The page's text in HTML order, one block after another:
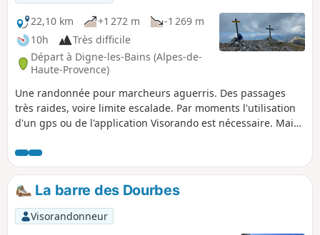
22,10 km
+1 272 m
-1 269 m
10h
Très difficile
Départ à Digne-les-Bains (Alpes-de-
Haute-Provence)
Une randonnée pour marcheurs aguerris. Des passages
très raides, voire limite escalade. Par moments l'utilisation
d'un gps ou de l'application Visorando est nécessaire. Mais
Randonnée longue avec un dénivelé important.
La barre des Dourbes
Visorandonneur